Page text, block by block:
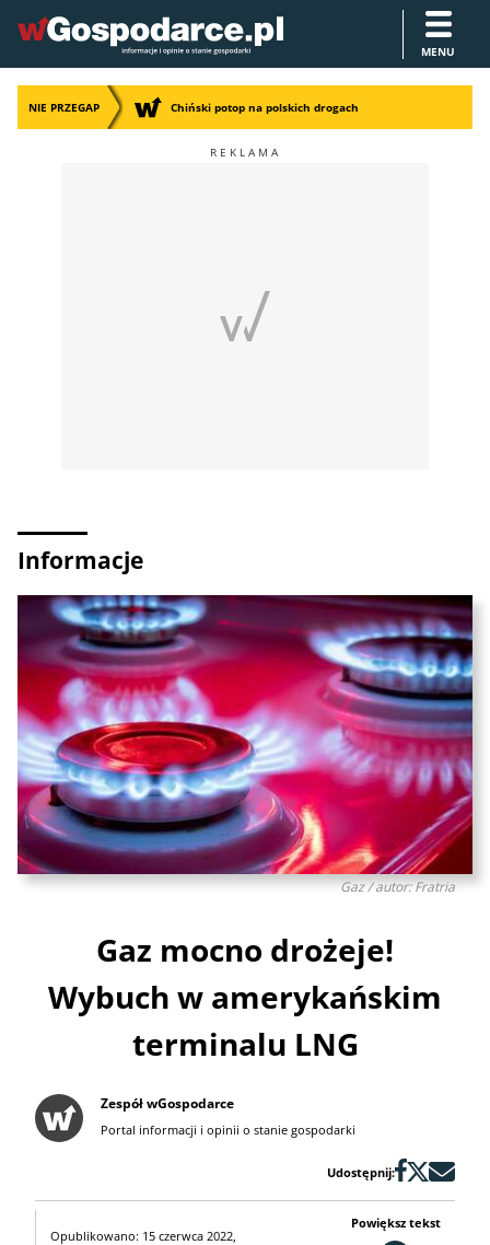
MENU
NIE PRZEGAP Chiński potop na polskich drogach
Informacje
Gaz / autor: Fratria
Gaz mocno drożeje!
Wybuch w amerykańskim
terminalu LNG
Zespół wGospodarce
Portal informacji i opinii o stanie gospodarki
Udostępnij:
Opublikowano: 15 czerwca 2022,
Powiększ tekst